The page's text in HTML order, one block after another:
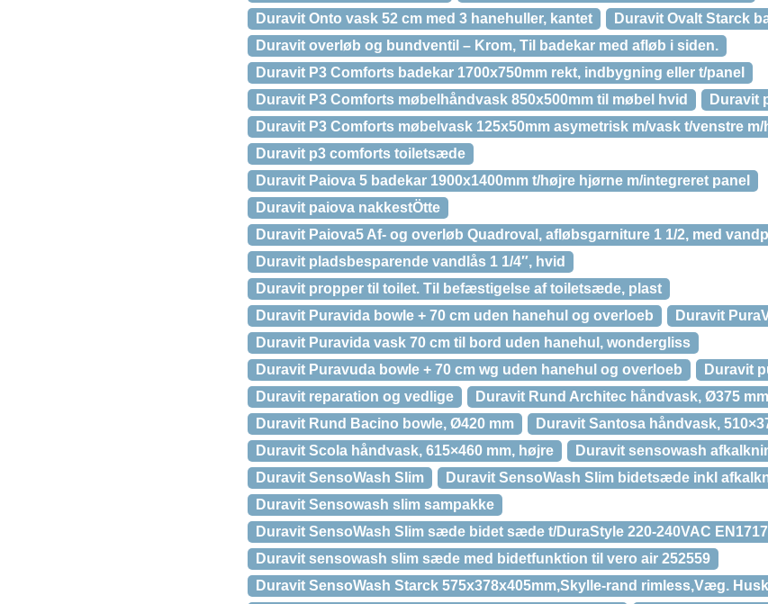
Duravit Onto vask 52 cm med 3 hanehuller, kantet
Duravit Ovalt Starck
Duravit overløb og bundventil – Krom, Til badekar med afløb i siden.
Duravit P3 Comforts badekar 1700x750mm rekt, indbygning eller t/panel
Duravit P3 Comforts møbelhåndvask 850x500mm til møbel hvid
Duravit
Duravit P3 Comforts møbelvask 125x50mm asymetrisk m/vask t/venstre
Duravit p3 comforts toiletsæde
Duravit Paiova 5 badekar 1900x1400mm t/højre hjørne m/integreret panel
Duravit paiova nakkestÖtte
Duravit Paiova5 Af- og overløb Quadroval, afløbsgarniture 1 1/2, med
Duravit pladsbesparende vandlås 1 1/4″, hvid
Duravit propper til toilet. Til befæstigelse af toiletsæde, plast
Duravit Puravida bowle + 70 cm uden hanehul og overloeb
Duravit
Duravit Puravida vask 70 cm til bord uden hanehul, wondergliss
Duravit Puravuda bowle + 70 cm wg uden hanehul og overloeb
Duravit
Duravit reparation og vedlige
Duravit Rund Architec håndvask, Ø375
Duravit Rund Bacino bowle, Ø420 mm
Duravit Santosa håndvask,
Duravit Scola håndvask, 615×460 mm, højre
Duravit sensowash
Duravit SensoWash Slim
Duravit SensoWash Slim bidetsæde inkl
Duravit Sensowash slim sampakke
Duravit SensoWash Slim sæde bidet sæde t/DuraStyle 220-240VAC
Duravit sensowash slim sæde med bidetfunktion til vero air 252559
Duravit SensoWash Starck 575x378x405mm,Skylle-rand rimless,Væg.